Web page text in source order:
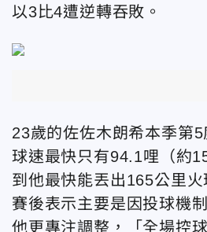
以3比4遭逆轉吞敗。
23歲的佐佐木朗希本季第
球速最快只有94.1哩（約
到他最快能丟出165公里
賽後表示主要是因投球機
他更專注調整，「全場控